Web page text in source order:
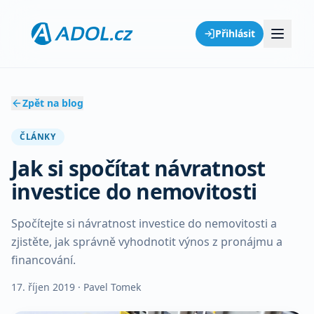
Přihlásit
Zpět na blog
ČLÁNKY
Jak si spočítat návratnost
investice do nemovitosti
Spočítejte si návratnost investice do nemovitosti a
zjistěte, jak správně vyhodnotit výnos z pronájmu a
financování.
17. říjen 2019 · Pavel Tomek